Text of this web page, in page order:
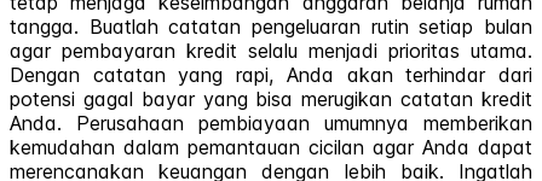
tangga. Buatlah catatan pengeluaran rutin setiap bulan
agar pembayaran kredit selalu menjadi prioritas utama.
Dengan catatan yang rapi, Anda akan terhindar dari
potensi gagal bayar yang bisa merugikan catatan kredit
Anda. Perusahaan pembiayaan umumnya memberikan
kemudahan dalam pemantauan cicilan agar Anda dapat
merencanakan keuangan dengan lebih baik. Ingatlah